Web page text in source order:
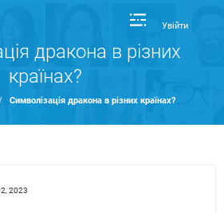
Увійти
дракона в різних
країнах?
/ Символізація дракона в різних країнах?
2023